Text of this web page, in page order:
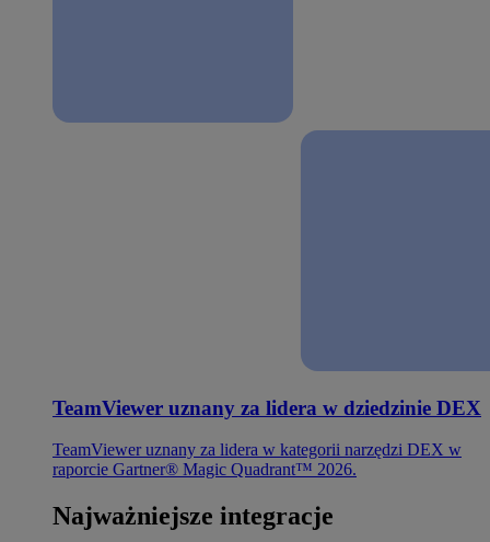
TeamViewer uznany za lidera w dziedzinie DEX
TeamViewer uznany za lidera w kategorii narzędzi DEX w
raporcie Gartner® Magic Quadrant™ 2026.
Najważniejsze integracje